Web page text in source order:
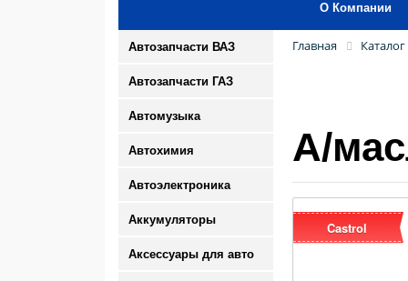
О Компании
Автозапчасти ВАЗ
Автозапчасти ГАЗ
Автомузыка
Автохимия
Автоэлектроника
Аккумуляторы
Аксессуары для авто
Главная Каталог
А/
Castrol